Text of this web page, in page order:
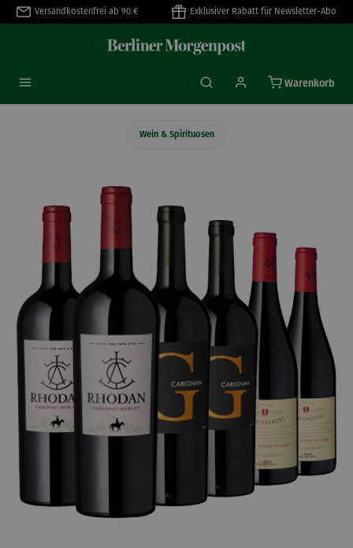
springen
Versandkostenfrei ab 90 € Exklusiver Rabatt für Newsletter-Abo
Warenkorb
Wein & Spirituosen
Bildergalerie überspringen